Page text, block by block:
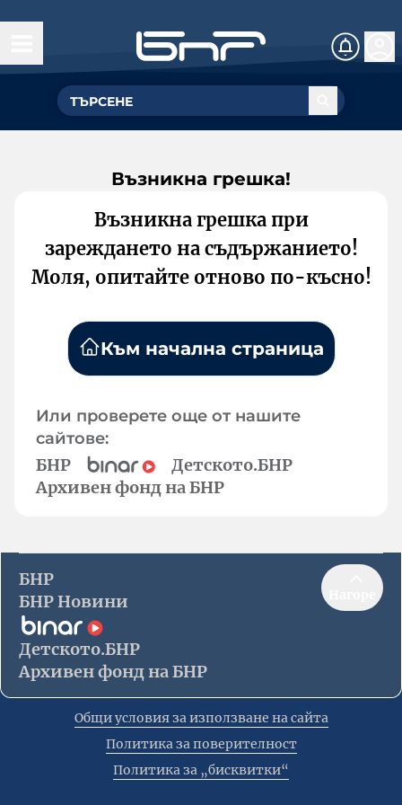
Възникна грешка!
Възникна грешка при
зареждането на съдържанието!
Моля, опитайте отново по-късно!
Към начална страница
Или проверете още от нашите
сайтове:
БНР
Детското.БНР
Архивен фонд на БНР
БНР
БНР Новини
Детското.БНР
Архивен фонд на БНР
Общи условия за използване на сайта
Политика за поверителност
Политика за „бисквитки“